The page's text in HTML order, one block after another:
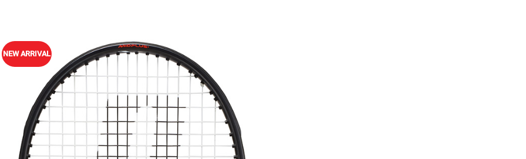
NEW ARRIVAL